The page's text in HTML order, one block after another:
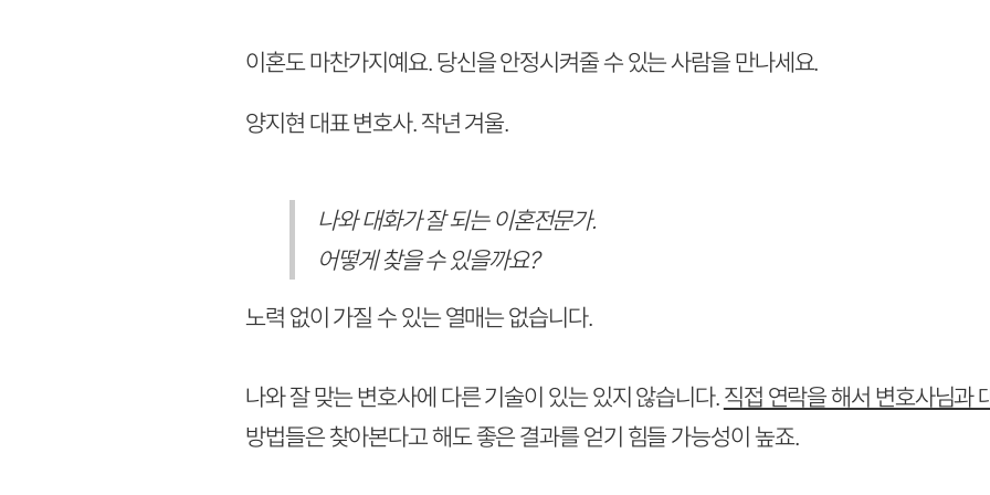
이혼도 마찬가지예요. 당신을 안정시켜줄 수 있는 사람을 만나세요.
양지현 대표 변호사. 작년 겨울.
나와 대화가 잘 되는 이혼전문가.
어떻게 찾을 수 있을까요?
노력 없이 가질 수 있는 열매는 없습니다.
나와 잘 맞는 변호사에 다른 기술이 있는 있지 않습니다.직접 연락을 해서 변호사님과
방법들은 찾아본다고 해도 좋은 결과를 얻기 힘들 가능성이 높죠.